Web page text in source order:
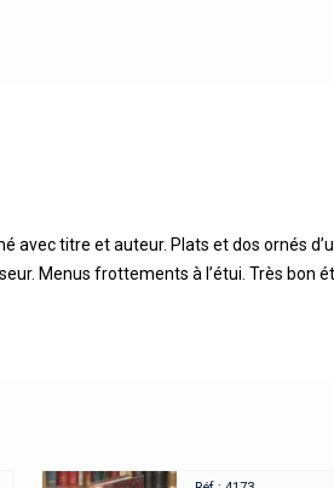
avec titre et auteur. Plats et dos ornés
Menus frottements à l’étui. Très bon